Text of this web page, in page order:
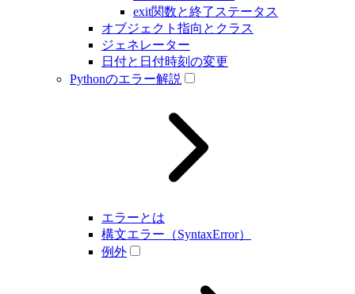
exit関数と終了ステータス
オブジェクト指向とクラス
ジェネレーター
日付と日付時刻の変更
Pythonのエラー解説
エラーとは
構文エラー（SyntaxError）
例外